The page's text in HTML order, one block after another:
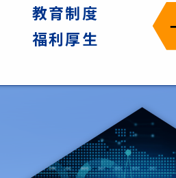
教育制度
福利厚生